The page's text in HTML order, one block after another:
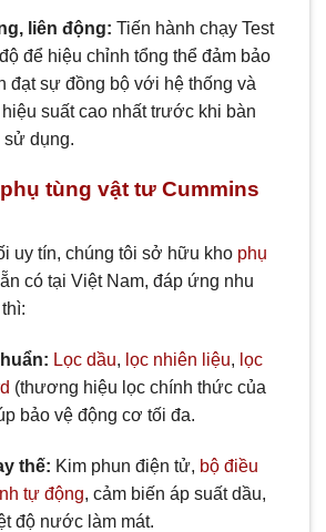
liên động: Tiến hành chạy Test
để hiệu chỉnh tổng thể đảm bảo
đạt sự đồng bộ với hệ thống và
suất cao nhất trước khi bàn
dụng.
tùng vật tư Cummins
uy tín, chúng tôi sở hữu kho phụ
có tại Việt Nam, đáp ứng nhu
Lọc dầu, lọc nhiên liệu, lọc
(thương hiệu lọc chính thức của
bảo vệ động cơ tối đa.
thế: Kim phun điện tử, bộ điều
tự động, cảm biến áp suất dầu,
độ nước làm mát.